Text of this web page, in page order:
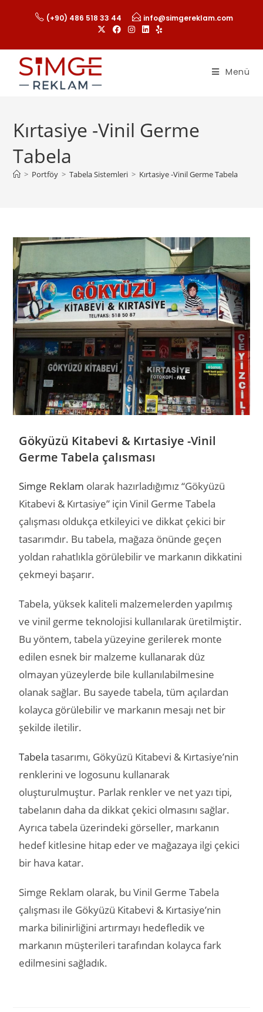
(+90) 486 518 33 44 info@simgereklam.com
Menü
Kırtasiye -Vinil Germe
Tabela
> Portföy > Tabela Sistemleri > Kırtasiye -Vinil Germe Tabela
Gökyüzü Kitabevi & Kırtasiye -Vinil
Germe Tabela çalısması
Simge Reklam olarak hazırladığımız “Gökyüzü
Kitabevi & Kırtasiye” için Vinil Germe Tabela
çalışması oldukça etkileyici ve dikkat çekici bir
tasarımdır. Bu tabela, mağaza önünde geçen
yoldan rahatlıkla görülebilir ve markanın dikkatini
çekmeyi başarır.
Tabela, yüksek kaliteli malzemelerden yapılmış
ve vinil germe teknolojisi kullanılarak üretilmiştir.
Bu yöntem, tabela yüzeyine gerilerek monte
edilen esnek bir malzeme kullanarak düz
olmayan yüzeylerde bile kullanılabilmesine
olanak sağlar. Bu sayede tabela, tüm açılardan
kolayca görülebilir ve markanın mesajı net bir
şekilde iletilir.
Tabela tasarımı, Gökyüzü Kitabevi & Kırtasiye’nin
renklerini ve logosunu kullanarak
oluşturulmuştur. Parlak renkler ve net yazı tipi,
tabelanın daha da dikkat çekici olmasını sağlar.
Ayrıca tabela üzerindeki görseller, markanın
hedef kitlesine hitap eder ve mağazaya ilgi çekici
bir hava katar.
Simge Reklam olarak, bu Vinil Germe Tabela
çalışması ile Gökyüzü Kitabevi & Kırtasiye’nin
marka bilinirliğini artırmayı hedefledik ve
markanın müşterileri tarafından kolayca fark
edilmesini sağladık.